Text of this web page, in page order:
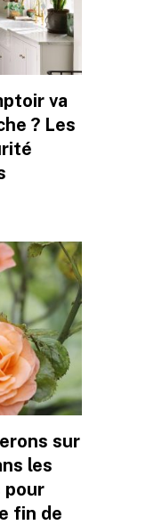
va
? Les
sur
les
pour
fin de